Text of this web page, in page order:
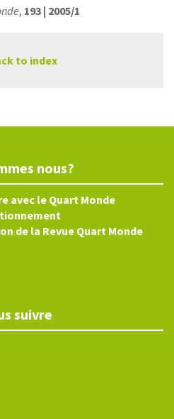
, 193 | 2005/1
to index
nous?
avec le Quart Monde
de la Revue Quart Monde
suivre